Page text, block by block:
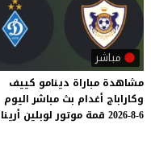
مباشر
مشاهدة مباراة دينامو كييف
وكاراباج أغدام بث مباشر اليوم
6-8-2026
قمة موتور لوبلين أرينا